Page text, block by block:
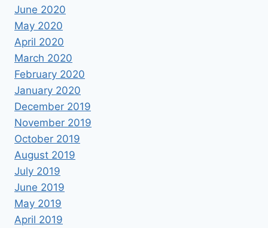
June 2020
May 2020
April 2020
March 2020
February 2020
January 2020
December 2019
November 2019
October 2019
August 2019
July 2019
June 2019
May 2019
April 2019